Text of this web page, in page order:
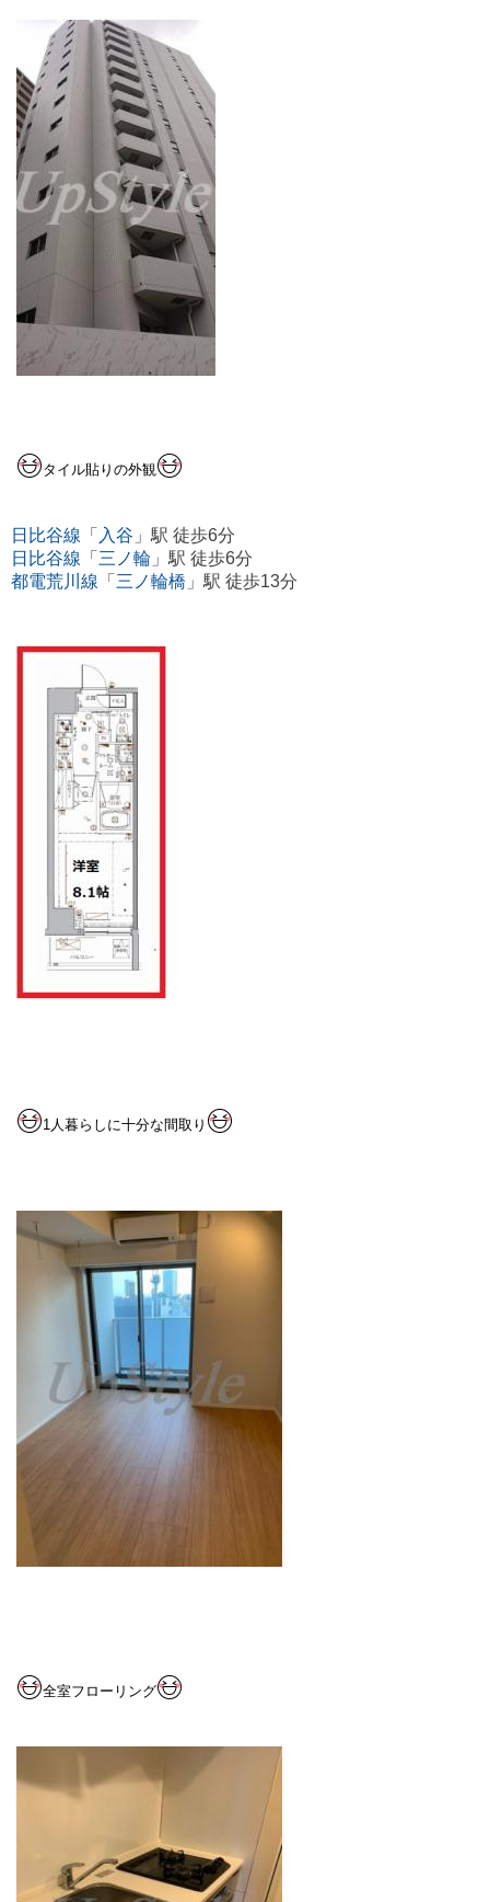
タイル貼りの外観
日比谷線 「 入谷 」駅 徒歩6分
日比谷線 「 三ノ輪 」駅 徒歩6分
都電荒川線 「 三ノ輪橋 」駅 徒歩13分
1人暮らしに十分な間取り
全室フローリング